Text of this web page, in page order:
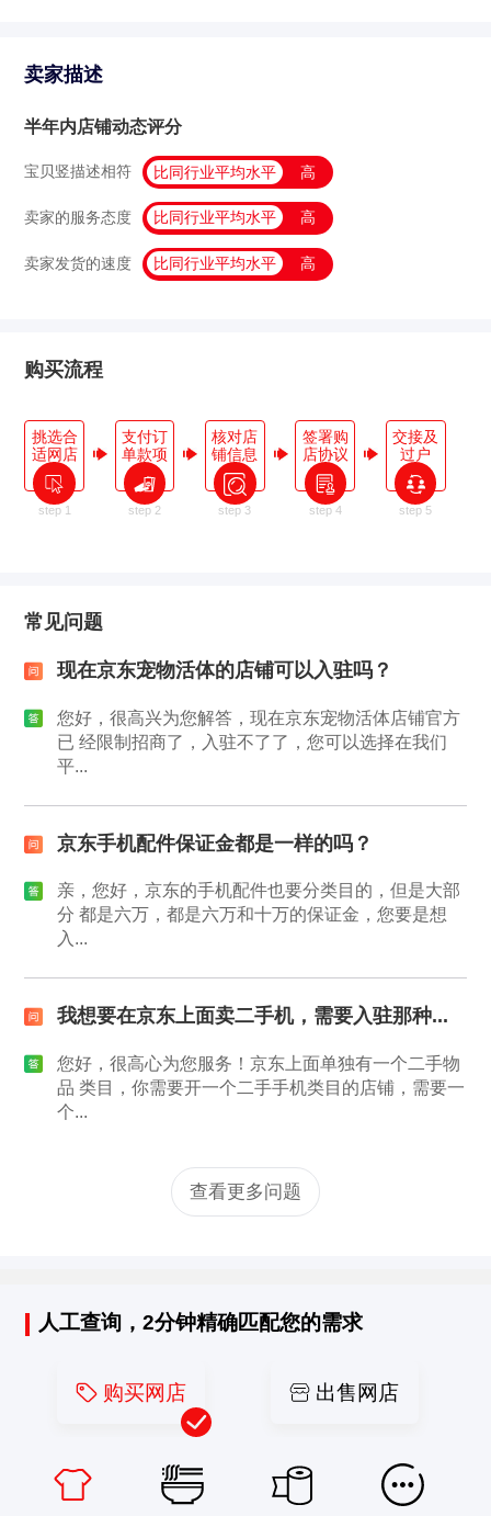
卖家描述
半年内店铺动态评分
宝贝竖描述相符 比同行业平均水平 高
卖家的服务态度 比同行业平均水平 高
卖家发货的速度 比同行业平均水平 高
购买流程
挑选合
适网店
step 1
支付订
单款项
step 2
核对店
铺信息
step 3
签署购
店协议
step 4
交接及
过户
step 5
常见问题
现在京东宠物活体的店铺可以入驻吗？
您好，很高兴为您解答，现在京东宠物活体店铺官方
已 经限制招商了，入驻不了了，您可以选择在我们
平...
京东手机配件保证金都是一样的吗？
亲，您好，京东的手机配件也要分类目的，但是大部
分 都是六万，都是六万和十万的保证金，您要是想
入...
我想要在京东上面卖二手机，需要入驻那种...
您好，很高心为您服务！京东上面单独有一个二手物
品 类目，你需要开一个二手手机类目的店铺，需要一
个...
查看更多问题
人工查询，2分钟精确匹配您的需求
购买网店 出售网店